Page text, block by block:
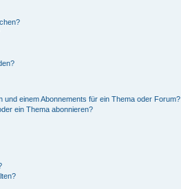
einem Abonnements für ein Thema oder Forum?
ein Thema abonnieren?